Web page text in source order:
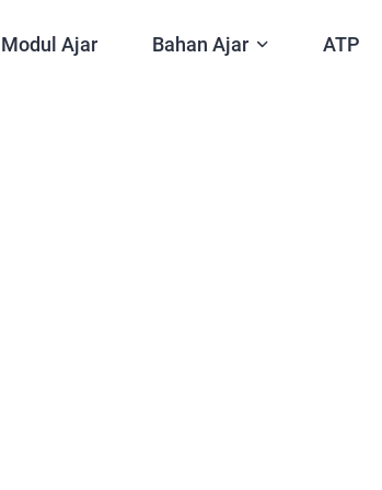
Modul Ajar Bahan Ajar ATP